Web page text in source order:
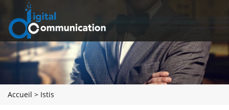
Accueil > Istis